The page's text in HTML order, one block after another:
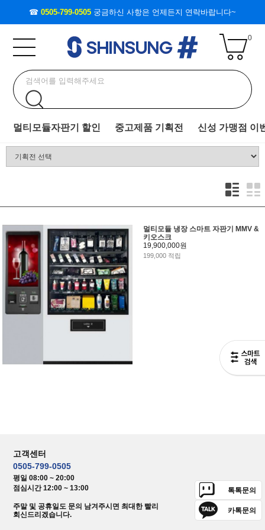
☎ 0505-799-0505 궁금하신 사항은 언제든지 연락바랍니다~
0
멀티모듈자판기 할인 중고제품 기획전 신성 가맹점 이
멀티모듈 냉장 스마트 자판기 MMV &
키오스크
19,900,000원
199,000 적립
고객센터
0505-799-0505
평일 08:00 ~ 20:00
점심시간 12:00 ~ 13:00
주말 및 공휴일도 문의 남겨주시면 최대한 빨리
회신드리겠습니다.
톡톡문의
카톡문의